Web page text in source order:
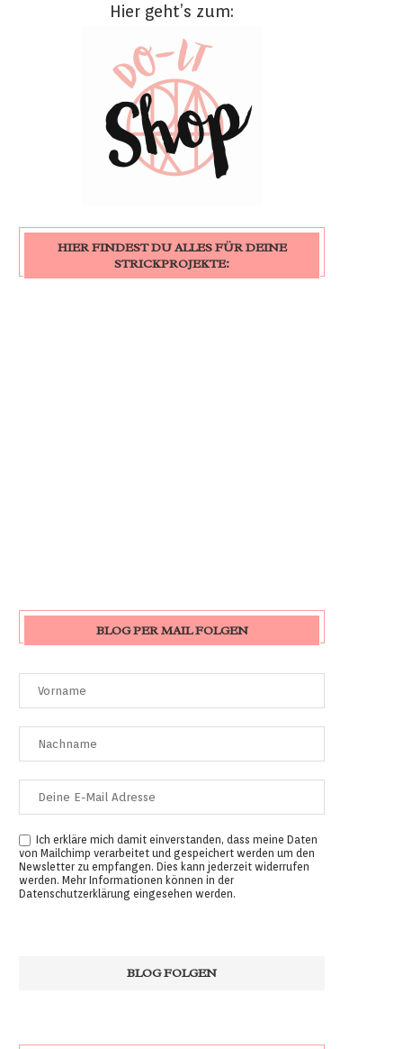
Hier geht’s zum:
HIER FINDEST DU ALLES FÜR DEINE
STRICKPROJEKTE:
BLOG PER MAIL FOLGEN
Ich erkläre mich damit einverstanden, dass meine Daten
von Mailchimp verarbeitet und gespeichert werden um den
Newsletter zu empfangen. Dies kann jederzeit widerrufen
werden. Mehr Informationen können in der
Datenschutzerklärung eingesehen werden.